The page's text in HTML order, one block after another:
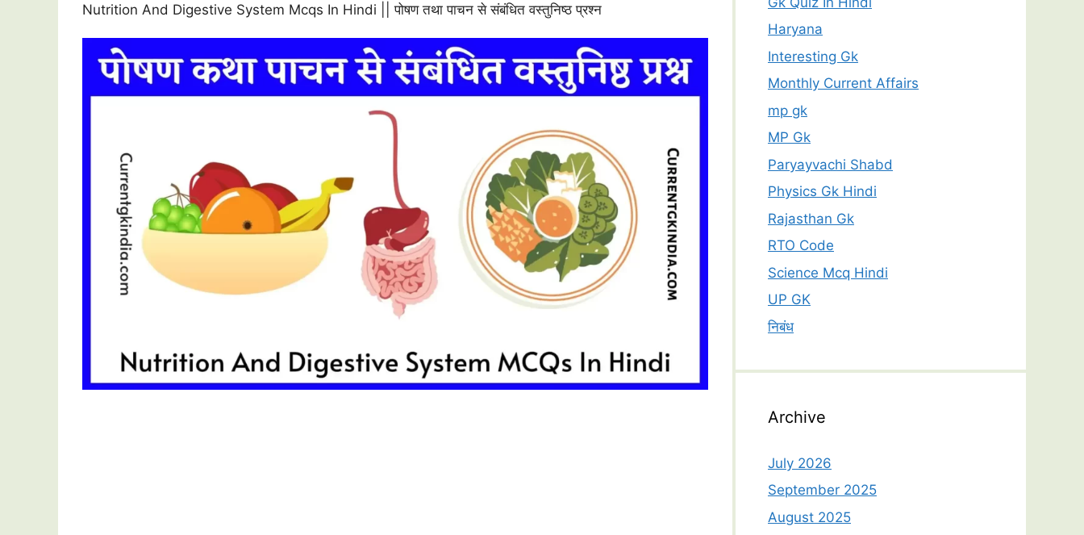
Nutrition And Digestive System Mcqs In Hindi || पोषण तथा पाचन से संबंधित वस्तुनिष्ठ प्रश्न
Haryana
Interesting Gk
Monthly Current Affairs
mp gk
MP Gk
Paryayvachi Shabd
Physics Gk Hindi
Rajasthan Gk
RTO Code
Science Mcq Hindi
UP GK
निबंध
Archive
July 2026
September 2025
August 2025